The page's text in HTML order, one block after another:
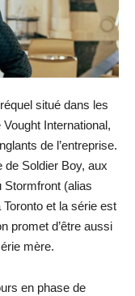
situé dans les
International,
de l’entreprise.
de Soldier Boy, aux
Stormfront (alias
et la série est
promet d’être aussi
mère.
en phase de